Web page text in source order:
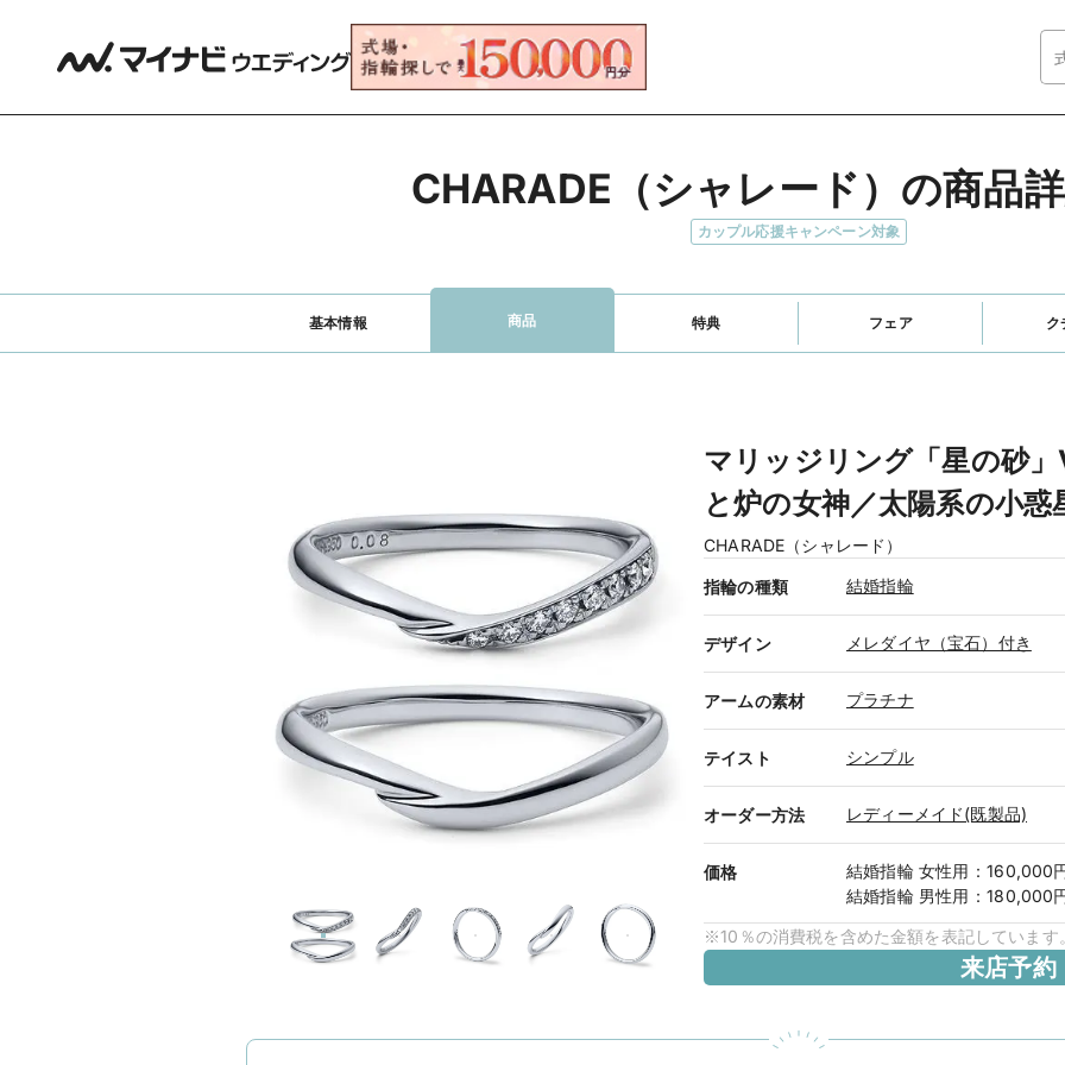
CHARADE（シャレード）の商品
カップル応援キャンペーン対象
基本情報 商品 特典 フェア ク
マリッジリング「星の砂
と炉の女神／太陽系の小惑
CHARADE（シャレード）
指輪の種類 結婚指輪
デザイン メレダイヤ（宝石）付き
アームの素材 プラチナ
テイスト シンプル
オーダー方法 レディーメイド(既製品)
価格 結婚指輪 女性用 ：160,000
結婚指輪 男性用 ：180,000
※10％の消費税を含めた金額を表記しています。
来店予約